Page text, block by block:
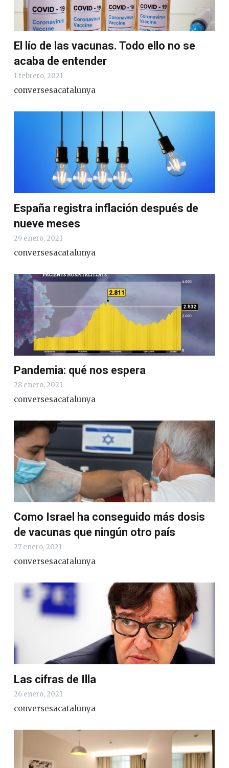
El lío de las vacunas. Todo ello no se
acaba de entender
1 febrero, 2021
conversesacatalunya
España registra inflación después de
nueve meses
29 enero, 2021
conversesacatalunya
Pandemia: qué nos espera
28 enero, 2021
conversesacatalunya
Como Israel ha conseguido más dosis
de vacunas que ningún otro país
27 enero, 2021
conversesacatalunya
Las cifras de Illa
26 enero, 2021
conversesacatalunya